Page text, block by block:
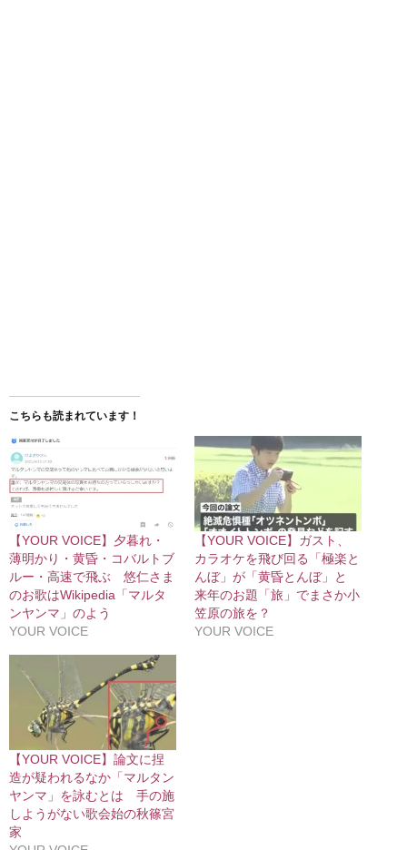
こちらも読まれています！
【YOUR VOICE】夕暮れ・
薄明かり・黄昏・コバルトブ
ルー・高速で飛ぶ 悠仁さま
のお歌はWikipedia「マルタ
ンヤンマ」のよう
YOUR VOICE
【YOUR VOICE】ガスト、
カラオケを飛び回る「極楽と
んぼ」が「黄昏とんぼ」と
来年のお題「旅」でまさか小
笠原の旅を？
YOUR VOICE
【YOUR VOICE】論文に捏
造が疑われるなか「マルタン
ヤンマ」を詠むとは 手の施
しようがない歌会始の秋篠宮
家